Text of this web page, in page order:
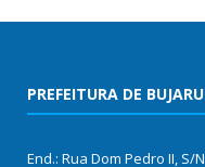
PREFEITURA DE BUJARU
End.: Rua Dom Pedro II, S/N